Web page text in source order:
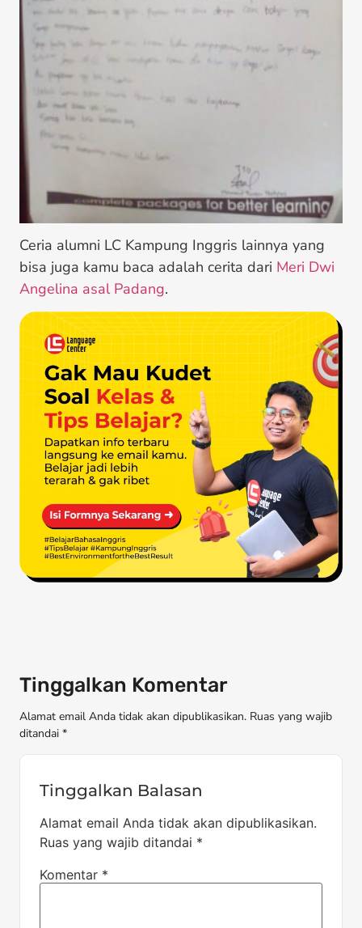
Ceria alumni LC Kampung Inggris lainnya yang
bisa juga kamu baca adalah cerita dari Meri Dwi
Angelina asal Padang.
Tinggalkan Komentar
Alamat email Anda tidak akan dipublikasikan. Ruas yang wajib
ditandai *
Tinggalkan Balasan
Alamat email Anda tidak akan dipublikasikan.
Ruas yang wajib ditandai *
Komentar *